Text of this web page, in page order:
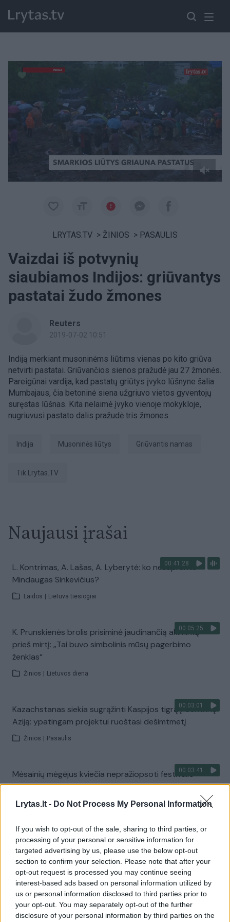
Lrytas.lt - Do Not Process My Personal Information
If you wish to opt-out of the sale, sharing to third parties, or
processing of your personal or sensitive information for
targeted advertising by us, please use the below opt-out
section to confirm your selection. Please note that after your
opt-out request is processed you may continue seeing
interest-based ads based on personal information utilized by
us or personal information disclosed to third parties prior to
your opt-out. You may separately opt-out of the further
disclosure of your personal information by third parties on the
LRYTAS.TV > ŽINIOS > PASAULIS
Vaizdai iš potvynių
siaubiamos Indijos: griūvantys
pastatai žudo žmones
Reuters
2019-07-02 10:51
Indiją merkiant musoninėms liūtims vienas po kito griūva
netvirti pastatai. Griūvančios sienos pražudė jau 27 žmonės.
Pareigūnai vardija, kad pastatų griūtys įvyko lūšnyne šalia
Mumbajaus, čia betoninė siena užgriuvo vietos gyventojų
suręstas lūšnas. Kita nelaimė įvyko vienoje mokykloje,
nugriuvusi pastato dalis pražudė tris žmones.
Indija musoninės liūtys griūvantis namas
tik Lrytas.TV
Naujausi įrašai
00:41:28
L. Kontrimas, A. Lašas, A. Lyberytė: ko nesupranta
Mindaugas Sinkevičius?
Laidos Lietuva tiesiogiai
00:05:25
K. Prunskienės brolis prisiminė jaudinančią akimirką
prieš mirtį: „Tai buvo simbolinis mūsų pagerbimo
ženklas“
Žinios Lietuvos diena
00:03:01
Kazachstanas siekia sugrąžinti Kaspijos tigrą į Centrinę
Aziją: ypatingam projektui ruoštasi dešimtmetį
Žinios Pasaulis
00:03:41
Mėsainių mėgėjus kviečia nepražiopsoti festivalio
Vilniuje: atskleidė populiariausią paruošimo būdą
Žinios | Lietuvos diena
Visi įrašai
Žiūrimiausi įrašai
00:00:49